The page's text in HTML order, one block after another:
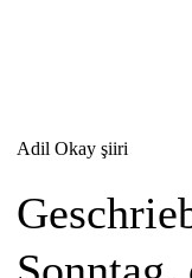
Adil Okay şiiri